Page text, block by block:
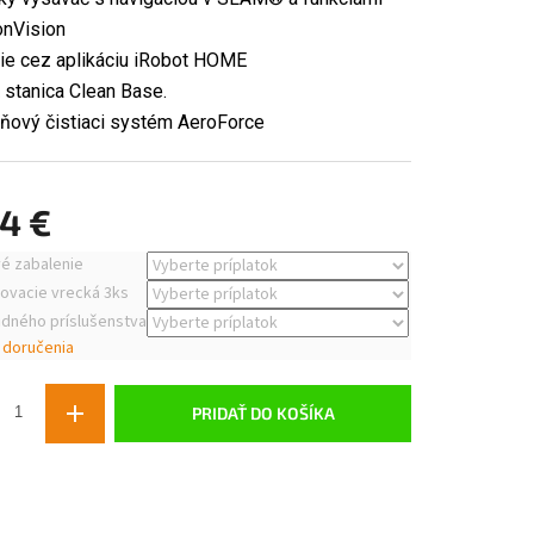
€
zabalenie
vrecká 3ks
príslušenstva
PRIDAŤ DO KOŠÍKA
cez aplikáciu iRobot HOME
Clean Base.
čistiaci systém AeroForce